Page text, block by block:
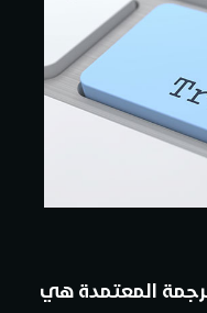
المعتمدة هي